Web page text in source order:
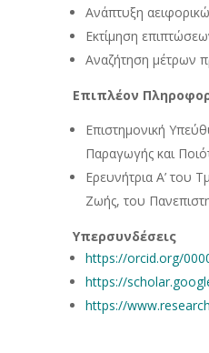
Ανάπτυξη
Εκτίμηση
Αναζήτηση μέτρων
Επιπλέον
Επιστημονική
Παραγωγής και
Ερευνήτρια Α’ του
Ζωής, του
Υπερσυνδέσεις
https://orcid.org/
https://
https://